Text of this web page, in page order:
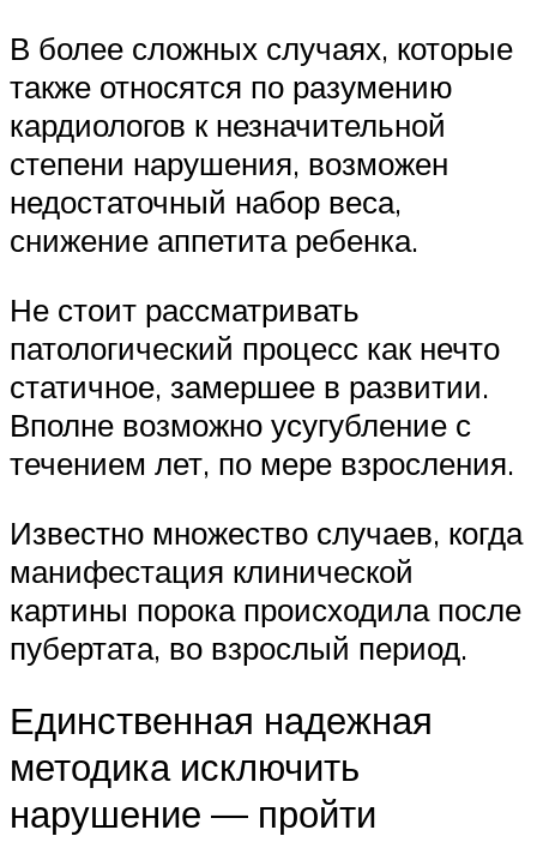
В более сложных случаях, которые
также относятся по разумению
кардиологов к незначительной
степени нарушения, возможен
недостаточный набор веса,
снижение аппетита ребенка.
Не стоит рассматривать
патологический процесс как нечто
статичное, замершее в развитии.
Вполне возможно усугубление с
течением лет, по мере взросления.
Известно множество случаев, когда
манифестация клинической
картины порока происходила после
пубертата, во взрослый период.
Единственная надежная
методика исключить
нарушение — пройти